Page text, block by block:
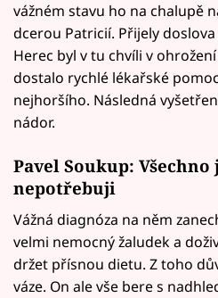
vážném stavu ho na chalupě
dcerou Patricií. Přijely
Herec byl v tu chvíli v
dostalo rychlé lékařské
nejhoršího. Následná
nádor.
Pavel Soukup:
nepotřebuji
Vážná diagnóza na něm
velmi nemocný žaludek a
držet přísnou dietu. Z toho
váze. On ale vše bere s